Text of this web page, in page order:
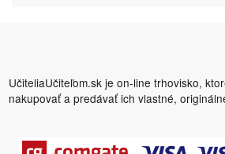
UčiteliaUčiteľom.sk je on-line trhovisko,
nakupovať a predávať ich vlastné,